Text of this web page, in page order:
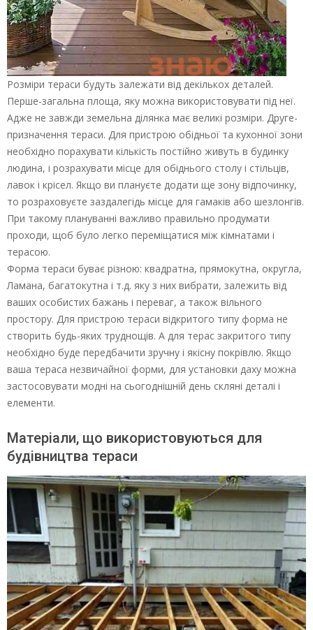
Розміри тераси будуть залежати від декількох деталей.
Перше-загальна площа, яку можна використовувати під неї.
Адже не завжди земельна ділянка має великі розміри. Друге-
призначення тераси. Для пристрою обідньої та кухонної зони
необхідно порахувати кількість постійно живуть в будинку
людина, і розрахувати місце для обіднього столу і стільців,
лавок і крісел. Якщо ви плануєте додати ще зону відпочинку,
то розраховуєте заздалегідь місце для гамаків або шезлонгів.
При такому плануванні важливо правильно продумати
проходи, щоб було легко переміщатися між кімнатами і
терасою.
Форма тераси буває різною: квадратна, прямокутна, округла,
Ламана, багатокутна і т.д. яку з них вибрати, залежить від
ваших особистих бажань і переваг, а також вільного
простору. Для пристрою тераси відкритого типу форма не
створить будь-яких труднощів. А для терас закритого типу
необхідно буде передбачити зручну і якісну покрівлю. Якщо
ваша тераса незвичайної форми, для установки даху можна
застосовувати модні на сьогоднішній день скляні деталі і
елементи.
Матеріали, що використовуються для
будівництва тераси